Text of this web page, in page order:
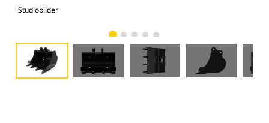
Studiobilder